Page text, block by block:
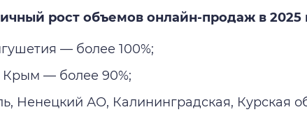
рост объемов онлайн-продаж в 2025
— более 100%;
Крым — более 90%;
Ненецкий АО, Калининградская, Курская